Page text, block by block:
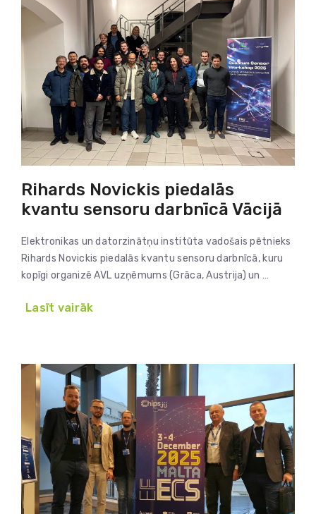
Rihards Novickis piedalās
kvantu sensoru darbnīcā Vācijā
Elektronikas un datorzinātņu institūta vadošais pētnieks
Rihards Novickis piedalās kvantu sensoru darbnīcā, kuru
kopīgi organizē AVL uzņēmums (Grāca, Austrija) un …
Lasīt vairāk